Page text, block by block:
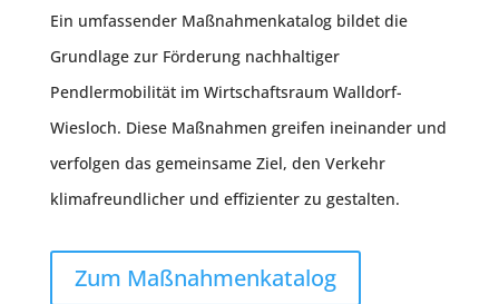
Ein umfassender Maßnahmenkatalog bildet die
Grundlage zur Förderung nachhaltiger
Pendlermobilität im Wirtschaftsraum Walldorf-
Wiesloch. Diese Maßnahmen greifen ineinander und
verfolgen das gemeinsame Ziel, den Verkehr
klimafreundlicher und effizienter zu gestalten.
Zum Maßnahmenkatalog